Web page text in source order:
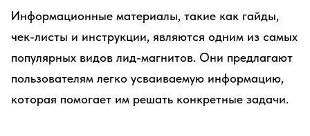
Информационные материалы, такие как гайды,
чек-листы и инструкции, являются одним из самых
популярных видов лид-магнитов. Они предлагают
пользователям легко усваиваемую информацию,
которая помогает им решать конкретные задачи.